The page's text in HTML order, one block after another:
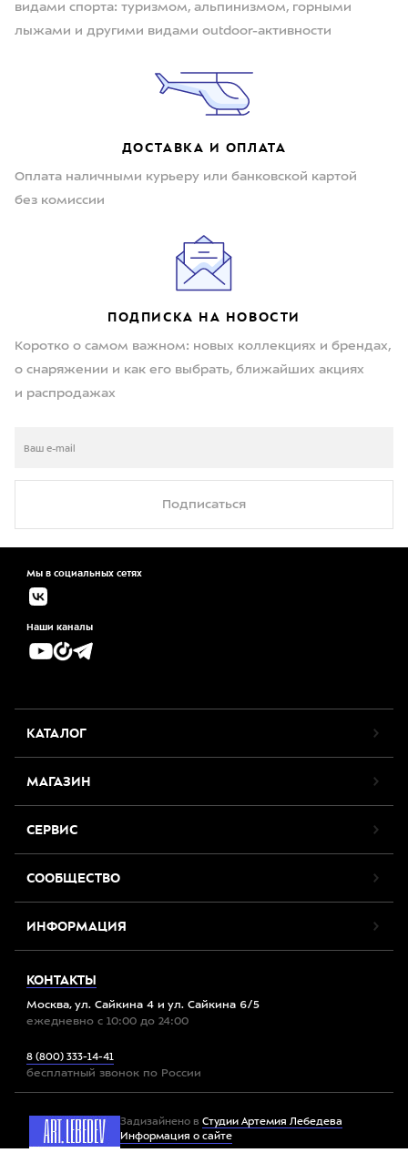
видами спорта: туризмом, альпинизмом, горными
лыжами и другими видами outdoor-активности
ДОСТАВКА И ОПЛАТА
Оплата наличными курьеру или банковской картой
без комиссии
ПОДПИСКА НА НОВОСТИ
Коротко о самом важном: новых коллекциях и брендах,
о снаряжении и как его выбрать, ближайших акциях
и распродажах
Подписаться
Мы в социальных сетях
Наши каналы
КАТАЛОГ
МАГАЗИН
СЕРВИС
СООБЩЕСТВО
ИНФОРМАЦИЯ
КОНТАКТЫ
Москва, ул. Сайкина 4 и ул. Сайкина 6/5
ежедневно с 10:00 до 24:00
8 (800) 333-14-41
бесплатный звонок по России
Задизайнено в Студии Артемия Лебедева
Информация о сайте